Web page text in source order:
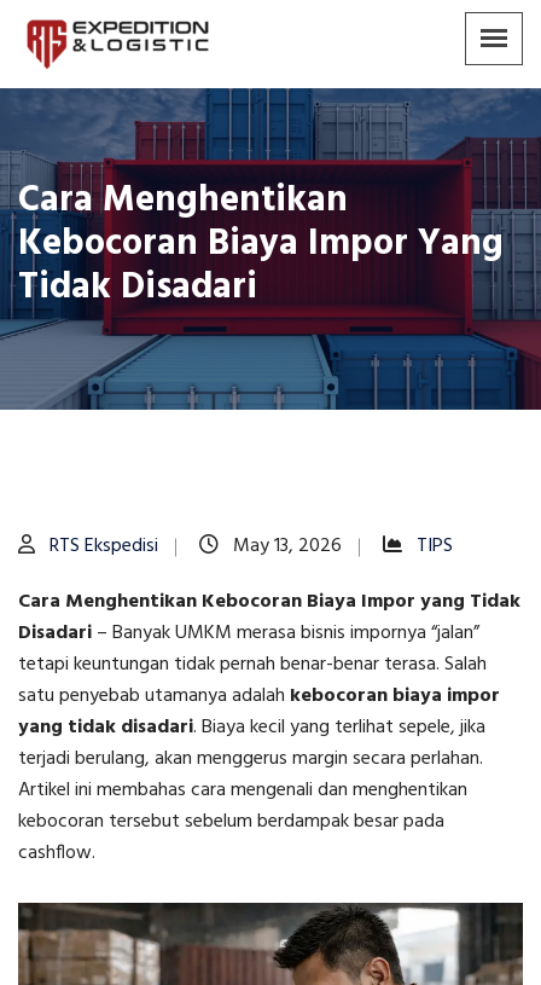
Cara Menghentikan
Kebocoran Biaya Impor Yang
Tidak Disadari
RTS Ekspedisi May 13, 2026
TIPS
Cara Menghentikan Kebocoran Biaya Impor yang Tidak
Disadari–Banyak UMKM merasa bisnis impornya “jalan”
tetapi keuntungan tidak pernah benar-benar terasa. Salah
satu penyebab utamanya adalah kebocoran biaya impor
yang tidak disadari. Biaya kecil yang terlihat sepele, jika
terjadi berulang, akan menggerus margin secara perlahan.
Artikel ini membahas cara mengenali dan menghentikan
kebocoran tersebut sebelum berdampak besar pada
cashflow.